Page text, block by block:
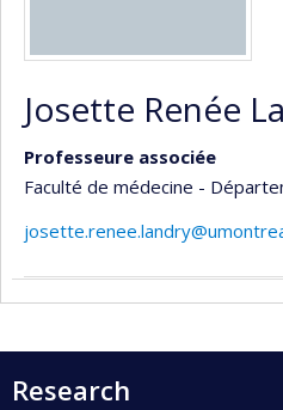
Josette Renée
Professeure associée
Faculté de médecine -
Research